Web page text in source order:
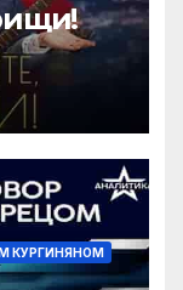
КУРГИНЯНОМ